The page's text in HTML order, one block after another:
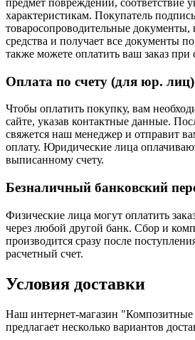
характеристикам. Покупатель
товаросопроводительные
средства и получает все документы
также можете оплатить ваш заказ при
Оплата по счету (для юр. лиц)
Чтобы оплатить покупку, вам
сайте, указав контактные данные.
свяжется наш менеджер и отправит
оплату. Юридические лица
выписанному счету.
Безналичный банковский
Физические лица могут оплатить
через любой другой банк. Сбор и
производится сразу после
расчетный счет.
Условия доставки
Наш интернет-магазин "Композитные
предлагает несколько вариантов